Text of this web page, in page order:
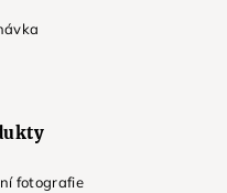
fotografie